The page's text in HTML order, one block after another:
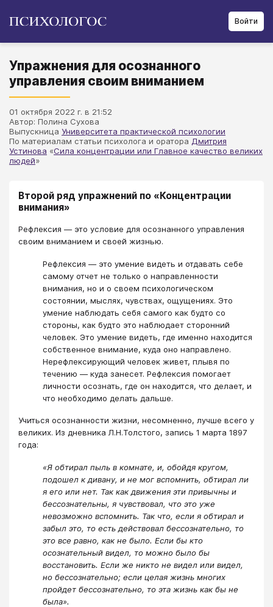
Войти
Упражнения для осознанного
управления своим вниманием
01 октября 2022 г. в 21:52
Автор: Полина Сухова
Выпускница Университета практической психологии
По материалам статьи психолога и оратора Дмитрия
Устинова «Сила концентрации или Главное качество великих
людей»
Второй ряд упражнений по «Концентрации
внимания»
Рефлексия ― это условие для осознанного управления
своим вниманием и своей жизнью.
Рефлексия ― это умение видеть и отдавать себе
самому отчет не только о направленности
внимания, но и о своем психологическом
состоянии, мыслях, чувствах, ощущениях. Это
умение наблюдать себя самого как будто со
стороны, как будто это наблюдает сторонний
человек. Это умение видеть, где именно находится
собственное внимание, куда оно направлено.
Нерефлексирующий человек живет, плывя по
течению ― куда занесет. Рефлексия помогает
личности осознать, где он находится, что делает, и
что необходимо делать дальше.
Учиться осознанности жизни, несомненно, лучше всего у
великих. Из дневника Л.Н.Толстого, запись 1 марта 1897
года:
«Я обтирал пыль в комнате, и, обойдя кругом,
подошел к дивану, и не мог вспомнить, обтирал ли
я его или нет. Так как движения эти привычны и
бессознательны, я чувствовал, что это уже
невозможно вспомнить. Так что, если я обтирал и
забыл это, то есть действовал бессознательно, то
это все равно, как не было. Если бы кто
осознательный видел, то можно было бы
восстановить. Если же никто не видел или видел,
но бессознательно; если целая жизнь многих
пройдет бессознательно, то эта жизнь как бы не
была».